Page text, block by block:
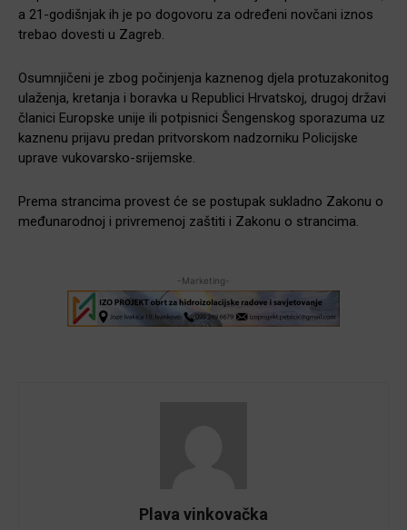
a 21-godišnjak ih je po dogovoru za određeni novčani iznos
trebao dovesti u Zagreb.
Osumnjičeni je zbog počinjenja kaznenog djela protuzakonitog
ulaženja, kretanja i boravka u Republici Hrvatskoj, drugoj državi
članici Europske unije ili potpisnici Šengenskog sporazuma uz
kaznenu prijavu predan pritvorskom nadzorniku Policijske
uprave vukovarsko-srijemske.
Prema strancima provest će se postupak sukladno Zakonu o
međunarodnoj i privremenoj zaštiti i Zakonu o strancima.
-Marketing-
Plava vinkovačka